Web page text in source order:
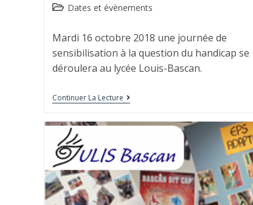
Dates et évènements
Mardi 16 octobre 2018 une journée de
sensibilisation à la question du handicap se
déroulera au lycée Louis-Bascan.
Continuer La Lecture